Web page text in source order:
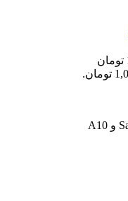
قیمت اصلی: 1,500,000 تومان